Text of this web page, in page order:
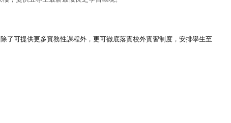
了可提供更多實務性課程外，更可徹底落實校外實習制度，安排學生至